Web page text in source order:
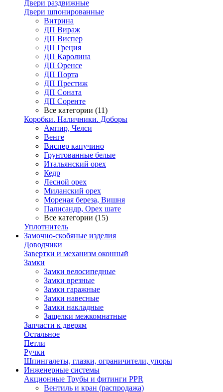
Двери раздвижные
Двери шпонированные
Витрина
ДП Вираж
ДП Виспер
ДП Греция
ДП Каролина
ДП Оренсе
ДП Порта
ДП Престиж
ДП Соната
ДП Соренте
Все категории (11)
Коробки. Наличники. Доборы
Ампир, Челси
Венге
Виспер капучино
Грунтованные белые
Итальянский орех
Кедр
Лесной орех
Миланский орех
Мореная береза, Вишня
Палисандр, Орех шате
Все категории (15)
Уплотнитель
Замочно-скобяные изделия
Доводчики
Завертки и механизм оконный
Замки
Замки велосипедные
Замки врезные
Замки гаражные
Замки навесные
Замки накладные
Защелки межкомнатные
Запчасти к дверям
Остальное
Петли
Ручки
Шпингалеты, глазки, ограничители, упоры
Инженерные системы
Акционные Трубы и фитинги PPR
Вентиль и кран (распродажа)